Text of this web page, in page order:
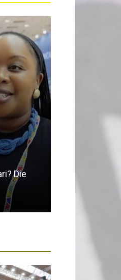
bequem erkunden:
Africa 360